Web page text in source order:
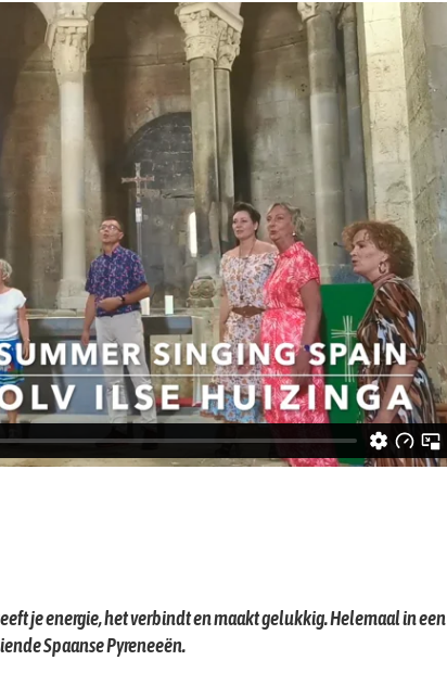
je energie, het verbindt en maakt gelukkig. Helemaal in een
Spaanse Pyreneeën.